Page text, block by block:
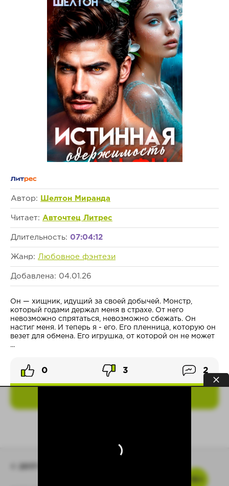
Автор: Шелтон Миранда
Читает: Авточтец Литрес
Длительность: 07:04:12
Жанр: Любовное фэнтези
Добавлена: 04.01.26
Он — хищник, идущий за своей добычей. Монстр,
который годами держал меня в страхе. От него
невозможно спрятаться, невозможно сбежать. Он
настиг меня. И теперь я - его. Его пленница, которую он
везет для обмена. Его игрушка, от которой он не может
...
0 3 2